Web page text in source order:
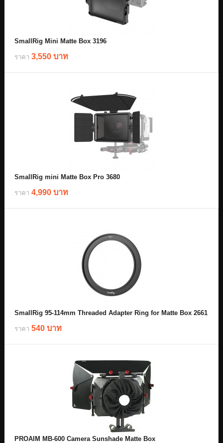
SmallRig Mini Matte Box 3196
ราคา 3,550 บาท
SmallRig mini Matte Box Pro 3680
ราคา 4,990 บาท
SmallRig 95-114mm Threaded Adapter Ring for Matte Box 2661
ราคา 540 บาท
PROAIM MB-600 Camera Sunshade Matte Box